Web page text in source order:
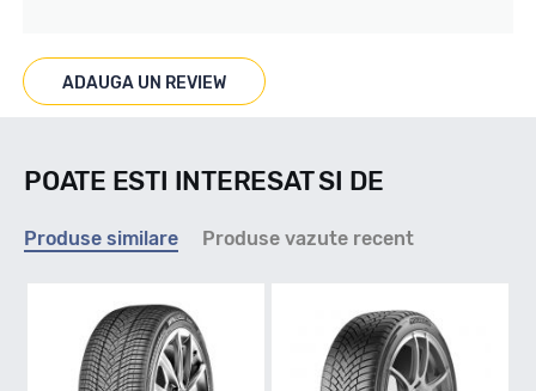
Marcat M+S
Indice viteza
H - max 210km/h
Indice greutate
ADAUGA UN REVIEW
POATE ESTI INTERESAT SI DE
Produse similare Produse vazute recent